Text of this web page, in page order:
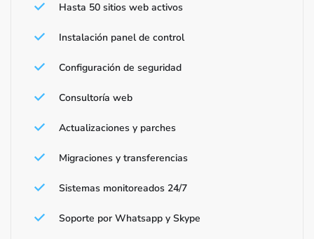
Hasta 50 sitios web activos
Instalación panel de control
Configuración de seguridad
Consultoría web
Actualizaciones y parches
Migraciones y transferencias
Sistemas monitoreados 24/7
Soporte por Whatsapp y Skype